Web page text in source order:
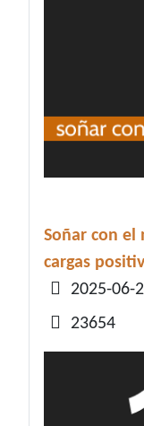
Soñar con el
cargas
Detalles
2025-06-
23654